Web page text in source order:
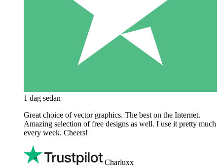
1 dag sedan
Great choice of vector graphics. The best on the Internet.
Amazing selection of free designs as well. I use it pretty much
every week. Cheers!
Charluxx